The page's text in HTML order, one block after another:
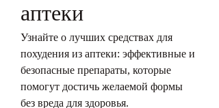
аптеки
Узнайте о лучших средствах для
похудения из аптеки: эффективные и
безопасные препараты, которые
помогут достичь желаемой формы
без вреда для здоровья.